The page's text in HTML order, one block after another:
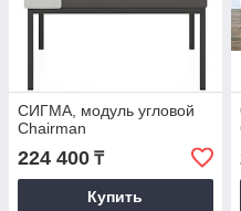
СИГМА, модуль угловой
Chairman
224 400 ₸
Купить